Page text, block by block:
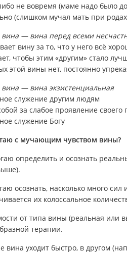
не вовремя (маме надо было
(слишком мучал мать при
— вина перед всеми
вину за то, что у него всё
чтобы этим «другим» стало
этой вины нет, постоянно
— вина экзистенциальная
служение другим людям
за слабое проявление своего
служение Богу
с мучающим чувством вины?
определить и осознать
осознать, насколько много
их колоссальное
от типа вины (реальная
терапии.
вина уходит быстро, в другом